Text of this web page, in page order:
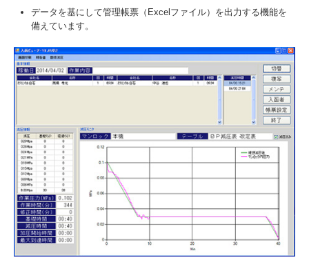
データを基にして管理帳票（Excelファイル）を出力する機能を
備えています。